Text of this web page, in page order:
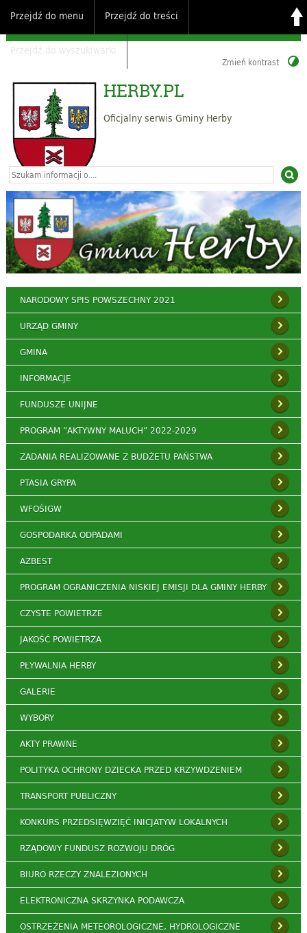
Przejdź do menu Przejdź do treści
Przejdź do wyszukiwarki
Zmień kontrast
HERBY.PL
Oficjalny serwis Gminy Herby
NARODOWY SPIS POWSZECHNY 2021
URZĄD GMINY
GMINA
INFORMACJE
FUNDUSZE UNIJNE
PROGRAM ”AKTYWNY MALUCH” 2022-2029
ZADANIA REALIZOWANE Z BUDŻETU PAŃSTWA
PTASIA GRYPA
WFOŚIGW
GOSPODARKA ODPADAMI
AZBEST
PROGRAM OGRANICZENIA NISKIEJ EMISJI DLA GMINY HERBY
CZYSTE POWIETRZE
JAKOŚĆ POWIETRZA
PŁYWALNIA HERBY
GALERIE
WYBORY
AKTY PRAWNE
POLITYKA OCHRONY DZIECKA PRZED KRZYWDZENIEM
TRANSPORT PUBLICZNY
KONKURS PRZEDSIĘWZIĘĆ INICJATYW LOKALNYCH
RZĄDOWY FUNDUSZ ROZWOJU DRÓG
BIURO RZECZY ZNALEZIONYCH
ELEKTRONICZNA SKRZYNKA PODAWCZA
OSTRZEŻENIA METEOROLOGICZNE, HYDROLOGICZNE